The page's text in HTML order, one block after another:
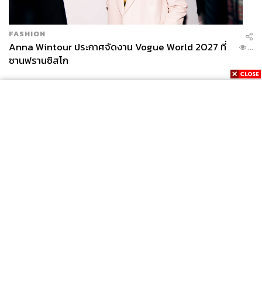
FASHION
Anna Wintour ประกาศจัดงาน Vogue World 2027 ที่
ซานฟรานซิสโก
...